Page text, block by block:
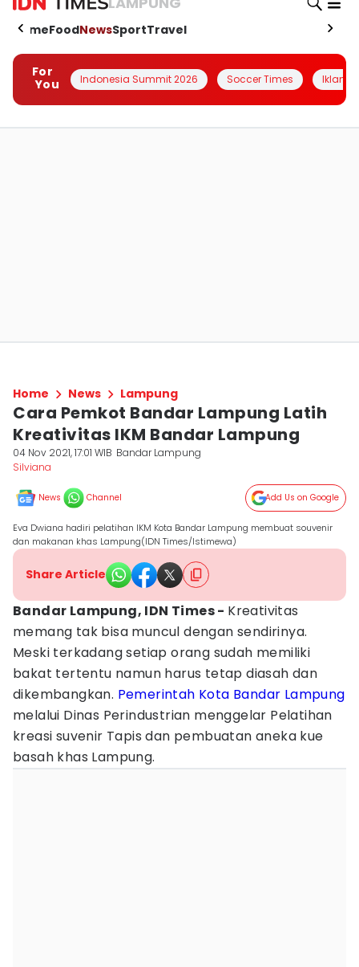
HomeFoodNewsSportTravel
For
You
Indonesia Summit 2026 Soccer Times Iklanin
Home News Lampung
Cara Pemkot Bandar Lampung Latih
Kreativitas IKM Bandar Lampung
04 Nov 2021, 17:01 WIB Bandar Lampung
Silviana
News Channel Add Us on Google
Eva Dwiana hadiri pelatihan IKM Kota Bandar Lampung membuat souvenir
dan makanan khas Lampung(IDN Times/Istimewa)
Share Article
Bandar Lampung, IDN Times - Kreativitas
memang tak bisa muncul dengan sendirinya.
Meski terkadang setiap orang sudah memiliki
bakat tertentu namun harus tetap diasah dan
dikembangkan. Pemerintah Kota Bandar Lampung
melalui Dinas Perindustrian menggelar Pelatihan
kreasi suvenir Tapis dan pembuatan aneka kue
basah khas Lampung.